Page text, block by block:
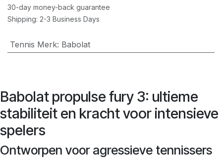
30-day money-back guarantee
Shipping: 2-3 Business Days
Tennis Merk: Babolat
Babolat propulse fury 3: ultieme
stabiliteit en kracht voor intensieve
spelers
Ontworpen voor agressieve tennissers